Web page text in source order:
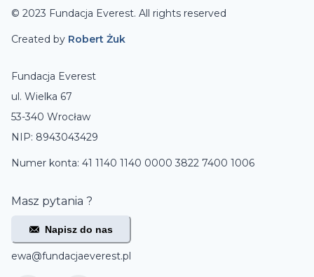
© 2023 Fundacja Everest. All rights reserved
Created by Robert Żuk
Fundacja Everest
ul. Wielka 67
53-340 Wrocław
NIP: 8943043429
Numer konta: 41 1140 1140 0000 3822 7400 1006
Masz pytania ?
Napisz do nas
ewa@fundacjaeverest.pl